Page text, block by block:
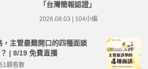
「台灣簡報認證」
2026.08.03 | 104小編
，主管最難開口的四種面談
| 8/19 免費直播
觀看數